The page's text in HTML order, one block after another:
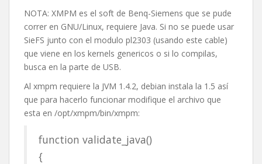
NOTA: XMPM es el soft de Benq-Siemens que se pude
correr en GNU/Linux, requiere Java. Si no se puede usar
SieFS junto con el modulo pl2303 (usando este cable)
que viene en los kernels genericos o si lo compilas,
busca en la parte de USB.
Al xmpm requiere la JVM 1.4.2, debian instala la 1.5 así
que para hacerlo funcionar modifique el archivo que
esta en /opt/xmpm/bin/xmpm:
function validate_java()
{